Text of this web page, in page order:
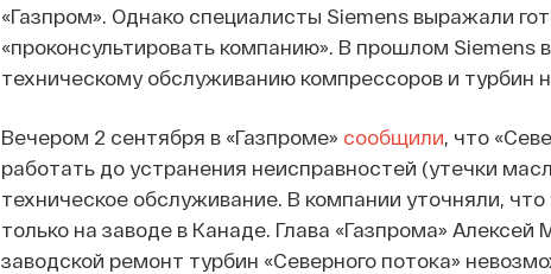
«Газпром». Однако специалисты Siemens выражали
«проконсультировать компанию». В прошлом Siemens
техническому обслуживанию компрессоров и турбин
Вечером 2 сентября в «Газпроме» сообщили, что
работать до устранения неисправностей (утечки
техническое обслуживание. В компании уточняли,
только на заводе в Канаде. Глава «Газпрома»
заводской ремонт турбин «Северного потока»